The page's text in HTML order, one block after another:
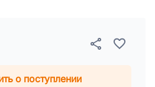
о поступлении